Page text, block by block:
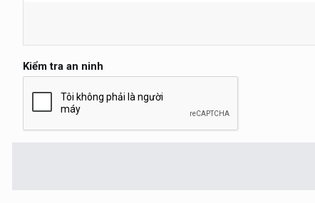
Kiểm tra an ninh